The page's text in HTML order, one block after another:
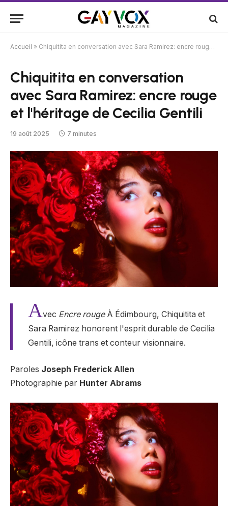
Accueil » Chiquitita en conversation avec Sara Ramirez: encre rouge et l'héritage de Cecilia Gentili
Chiquitita en conversation
avec Sara Ramirez: encre rouge
et l'héritage de Cecilia Gentili
19 août 2025 7 minutes
Avec Encre rougeÀ Édimbourg, Chiquitita et
Sara Ramirez honorent l'esprit durable de Cecilia
Gentili, icône trans et conteur visionnaire.
Paroles Joseph Frederick Allen
Photographie par Hunter Abrams